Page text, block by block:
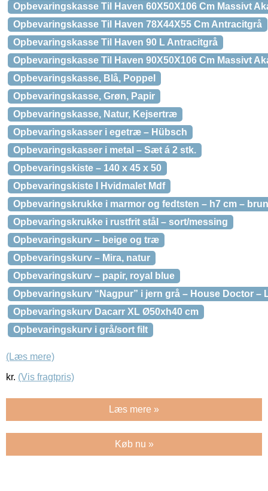
Opbevaringskasse Til Haven 60X50X106 Cm Massivt
Opbevaringskasse Til Haven 78X44X55 Cm Antracitgrå
Opbevaringskasse Til Haven 90 L Antracitgrå
Opbevaringskasse Til Haven 90X50X106 Cm Massivt
Opbevaringskasse, Blå, Poppel
Opbevaringskasse, Grøn, Papir
Opbevaringskasse, Natur, Kejsertræ
Opbevaringskasser i egetræ – Hübsch
Opbevaringskasser i metal – Sæt á 2 stk.
Opbevaringskiste – 140 x 45 x 50
Opbevaringskiste I Hvidmalet Mdf
Opbevaringskrukke i marmor og fedtsten – h7 cm – brun
Opbevaringskrukke i rustfrit stål – sort/messing
Opbevaringskurv – beige og træ
Opbevaringskurv – Mira, natur
Opbevaringskurv – papir, royal blue
Opbevaringskurv “Nagpur” i jern grå – House Doctor –
Opbevaringskurv Dacarr XL Ø50xh40 cm
Opbevaringskurv i grå/sort filt
(Læs mere)
kr. (Vis fragtpris)
Læs mere »
Køb nu »